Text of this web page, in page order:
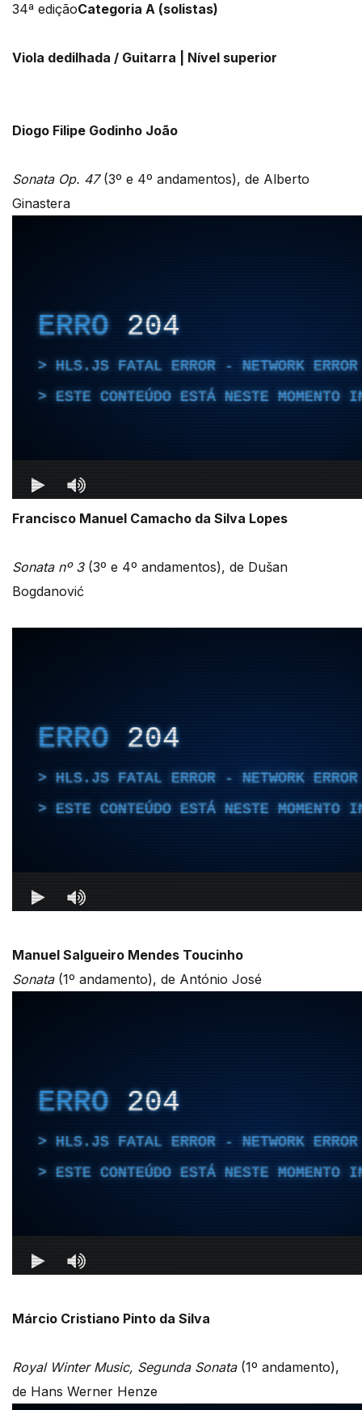
34ª ediçãoCategoria A (solistas)
Viola dedilhada / Guitarra | Nível superior
Diogo Filipe Godinho João
Sonata Op. 47 (3º e 4º andamentos), de Alberto
Ginastera
Francisco Manuel Camacho da Silva Lopes
Sonata nº 3(3º e 4º andamentos), de Dušan
Bogdanović
Manuel Salgueiro Mendes Toucinho
Sonata (1º andamento), de António José
Márcio Cristiano Pinto da Silva
Royal Winter Music, Segunda Sonata(1º andamento),
de Hans Werner Henze